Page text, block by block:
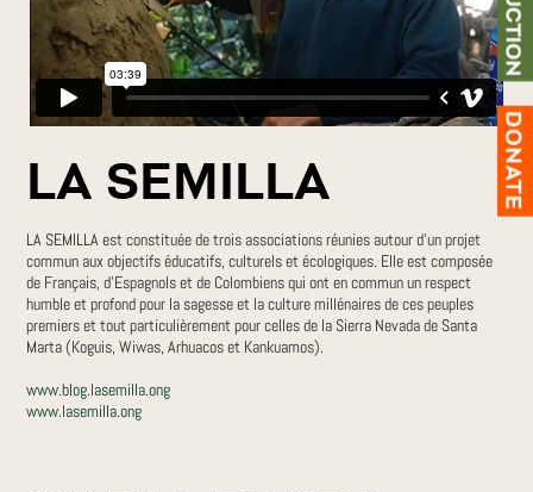
LA SEMILLA
LA SEMILLA est constituée de trois associations réunies autour d’un projet
commun aux objectifs éducatifs, culturels et écologiques. Elle est composée
de Français, d’Espagnols et de Colombiens qui ont en commun un respect
humble et profond pour la sagesse et la culture millénaires de ces peuples
premiers et tout particulièrement pour celles de la Sierra Nevada de Santa
Marta (Koguis, Wiwas, Arhuacos et Kankuamos).
www.blog.lasemilla.ong
www.lasemilla.ong